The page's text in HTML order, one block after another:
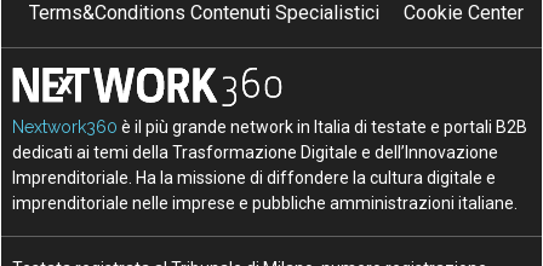
Terms&Conditions Contenuti Specialistici
Cookie Center
Nextwork360 è il più grande network in Italia di testate e portali B2B
dedicati ai temi della Trasformazione Digitale e dell’Innovazione
Imprenditoriale. Ha la missione di diffondere la cultura digitale e
imprenditoriale nelle imprese e pubbliche amministrazioni italiane.